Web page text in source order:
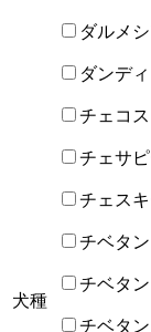
犬種
ダルメ
ダンデ
チェコ
チェサ
チェス
チベタ
チベタ
チベタ